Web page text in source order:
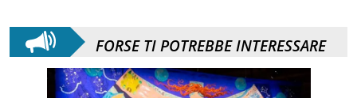
FORSE TI POTREBBE INTERESSARE